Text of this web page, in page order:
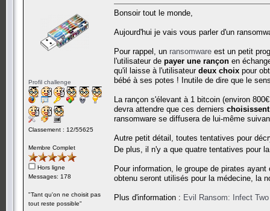
Profil challenge
Classement : 12/55625
Membre Complet
Hors ligne
Messages: 178
"Tant qu'on ne choisit pas
tout reste possible"
Bonsoir tout le monde,
Aujourd'hui je vais vous parler d'un
Pour rappel, un ransomware est un petit
l'utilisateur de payer une rançon en
qu'il laisse à l'utilisateur deux choix pour
bébé à ses potes ! Inutile de dire que le
La rançon s'élevant à 1 bitcoin (environ
devra attendre que ces derniers
ransomware se diffusera de lui-même
Autre petit détail, toutes tentatives pour
De plus, il n'y a que quatre tentatives pour
Pour information, le groupe de pirates
obtenu seront utilisés pour la médecine, la
Plus d'information : Evil Ransom: Infect